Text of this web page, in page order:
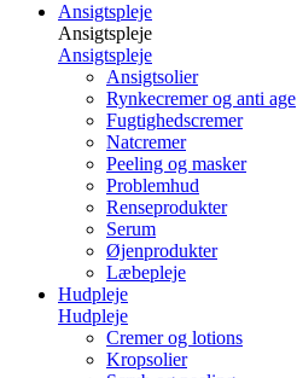
Ansigtspleje
Ansigtspleje
Ansigtspleje
Ansigtsolier
Rynkecremer og anti age
Fugtighedscremer
Natcremer
Peeling og masker
Problemhud
Renseprodukter
Serum
Øjenprodukter
Læbepleje
Hudpleje
Hudpleje
Cremer og lotions
Kropsolier